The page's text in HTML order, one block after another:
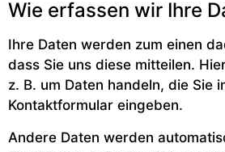
Wie erfassen wir Ihre
Ihre Daten werden zum einen
dass Sie uns diese mitteilen.
z. B. um Daten handeln, die Sie
Kontaktformular eingeben.
Andere Daten werden